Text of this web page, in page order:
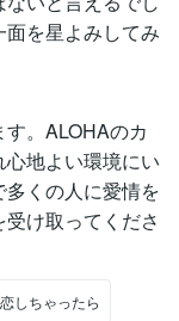
を星よみしてみ
。ALOHAのカ
地よい環境にい
くの人に愛情を
け取ってくださ
しちゃったら